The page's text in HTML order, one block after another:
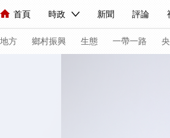
首頁 時政 新聞 評論
人民領袖習近平 聯播+ 中國領導人
直播 片庫 欄目大全 節目單 聽音
海外頻道 iPanda English Монгол
地方 鄉村振興 生態 一帶一路